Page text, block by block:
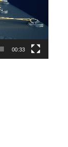
00:33